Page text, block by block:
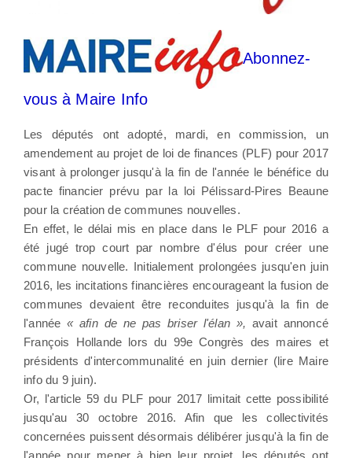
Abonnez-
vous à Maire Info
Les députés ont adopté, mardi, en commission, un
amendement au projet de loi de finances (PLF) pour 2017
visant à prolonger jusqu'à la fin de l'année le bénéfice du
pacte financier prévu par la loi Pélissard-Pires Beaune
pour la création de communes nouvelles.
En effet, le délai mis en place dans le PLF pour 2016 a
été jugé trop court par nombre d'élus pour créer une
commune nouvelle. Initialement prolongées jusqu'en juin
2016, les incitations financières encourageant la fusion de
communes devaient être reconduites jusqu'à la fin de
l'année« afin de ne pas briser l'élan », avait annoncé
François Hollande lors du 99e Congrès des maires et
présidents d'intercommunalité en juin dernier (lire Maire
info du 9 juin).
Or, l'article 59 du PLF pour 2017 limitait cette possibilité
jusqu'au 30 octobre 2016. Afin que les collectivités
concernées puissent désormais délibérer jusqu'à la fin de
l'année pour mener à bien leur projet, les députés ont